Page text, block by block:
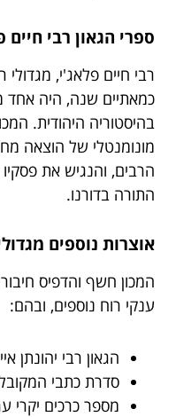
ספרי הגאון רבי
רבי חיים פלאג'י, מגדולי
כמאתיים שנה, היה אחד
בהיסטוריה היהודית.
מונומנטלי של הוצאה
הרבים, והנגיש את פסקיו
התורה בדורנו.
אוצרות נוספים
המכון חשף והדפיס
ענקי רוח נוספים, ובהם:
הגאון רבי יהונתן
סדרת כתבי
מספר כרכים יקרי